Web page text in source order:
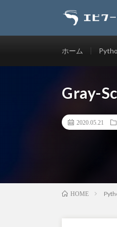
ホーム
Gray-
2020.05.21
HOME